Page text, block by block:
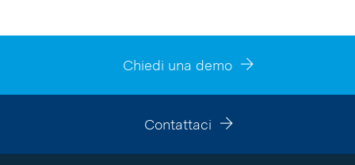
Contattaci
Chiedi una demo